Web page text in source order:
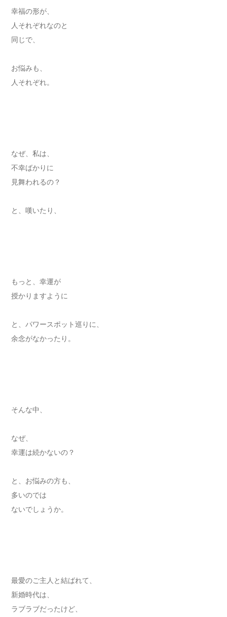
幸福の形が、
人それぞれなのと
同じで、
お悩みも、
人それぞれ。
なぜ、私は、
不幸ばかりに
見舞われるの？
と、嘆いたり、
もっと、幸運が
授かりますように
と、パワースポット巡りに、
余念がなかったり。
そんな中、
なぜ、
幸運は続かないの？
と、お悩みの方も、
多いのでは
ないでしょうか。
最愛のご主人と結ばれて、
新婚時代は、
ラブラブだったけど、